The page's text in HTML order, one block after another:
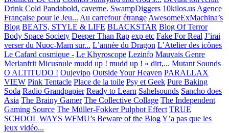
Drink Cold Pandabold, caverne. SwampDiggers 10kilos.us Agence
Française pour le Jeu... Au carrefour étrange AwesomeExMachina’s
Blog BEATS, STYLE & LIFE BLACKSTAR Blog Of Terror
Body Space Society Deeper Than Rap exp etc Fake For Real J’irai
verser du Nuoc-Mam sur... L’année du Dragon L’Atelier des icônes
Le Cafard cosmique - Le Khyroscope Lezinfo Mauvais Genre
Merlanfrit Micusnule mudd up ! mudd up ! » dirt,... Mutant Sounds
O ALTITUDO ! Oujevipo Outside Your Heaven PARALLAX
VIEW Pink Tentacle Place de la toile Psy et Geek Pure Baking
Soda Radio Grandpapier Ready to Learn Sahelsounds Sancho does
Asia The Brainy Gamer The Collective Collage The Independent
Gaming Source The Müller-Fokker Pulpbot Effect TRUE
SCHOOL WAYS WFMU’s Beware of the BlogY’a pas que les
jeux vidéo...